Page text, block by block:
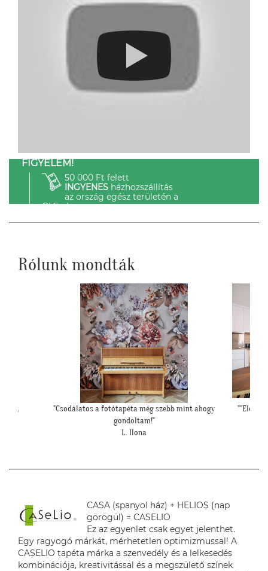
FIGYELEM!
50 000 Ft felett
INGYENESházhozszállítás
az ország egész területén a
GLS-el.
Rólunk mondták
"Csodálatos a fotótapéta még szebb mint ahogy
gondoltam!"
L. Ilona
CASA (spanyol ház) + HELIOS (nap
görögül) = CASELIO
Ez az egyenlet csak egyet jelenthet.
Egy ragyogó márkát, mérhetetlen optimizmussal! A
CASELIO tapéta márka a szenvedély és a lelkesedés
kombinációja, kreativitással és a megszülető színek